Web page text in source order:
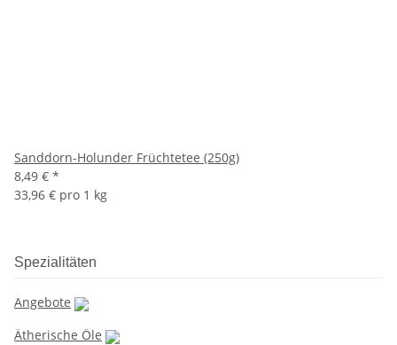
Sanddorn-Holunder Früchtetee (250g)
8,49 € *
33,96 € pro 1 kg
Spezialitäten
Angebote
Ätherische Öle